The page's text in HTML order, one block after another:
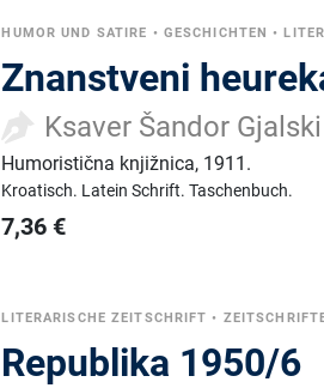
HUMOR UND SATIRE • GESCHICHTEN •
Znanstveni
Ksaver Šandor Gjalski
Humoristična knjižnica, 1911.
Kroatisch. Latein Schrift.Taschenbuch.
7,36 €
LITERARISCHE ZEITSCHRIFT •
Republika 1950/6